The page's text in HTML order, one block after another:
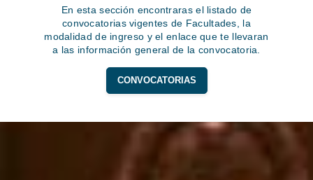
En esta sección encontraras el listado de
convocatorias vigentes de Facultades, la
modalidad de ingreso y el enlace que te llevaran
a las información general de la convocatoria.
CONVOCATORIAS